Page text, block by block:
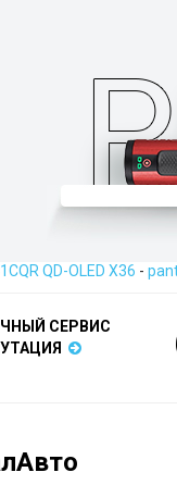
QD-OLED X36 -
СЕРВИС